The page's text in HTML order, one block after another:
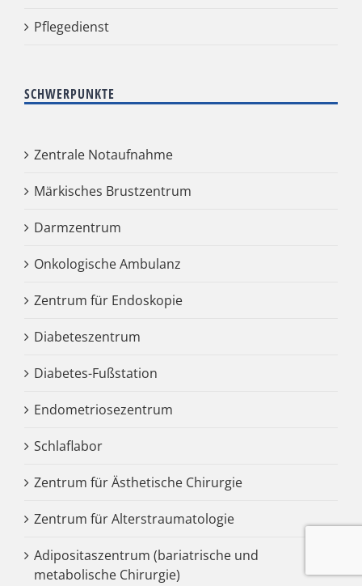
Pflegedienst
SCHWERPUNKTE
Zentrale Notaufnahme
Märkisches Brustzentrum
Darmzentrum
Onkologische Ambulanz
Zentrum für Endoskopie
Diabeteszentrum
Diabetes-Fußstation
Endometriosezentrum
Schlaflabor
Zentrum für Ästhetische Chirurgie
Zentrum für Alterstraumatologie
Adipositaszentrum (bariatrische und
metabolische Chirurgie)